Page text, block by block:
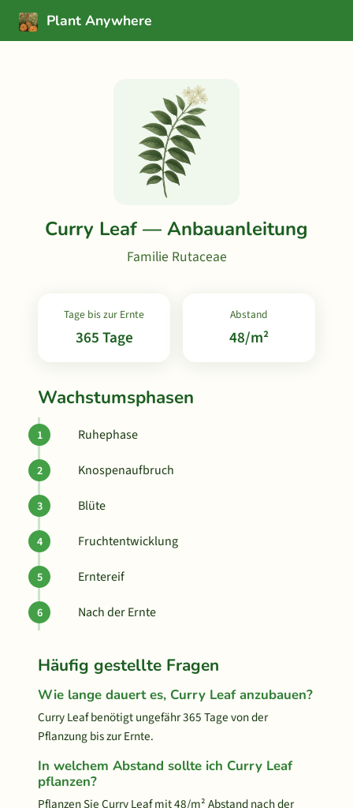
Plant Anywhere
Curry Leaf — Anbauanleitung
Familie Rutaceae
Tage bis zur Ernte
365 Tage
Abstand
48/m²
Wachstumsphasen
Ruhephase
Knospenaufbruch
Blüte
Fruchtentwicklung
Erntereif
Nach der Ernte
Häufig gestellte Fragen
Wie lange dauert es, Curry Leaf anzubauen?
Curry Leaf benötigt ungefähr 365 Tage von der
Pflanzung bis zur Ernte.
In welchem Abstand sollte ich Curry Leaf
pflanzen?
Pflanzen Sie Curry Leaf mit 48/m² Abstand nach der